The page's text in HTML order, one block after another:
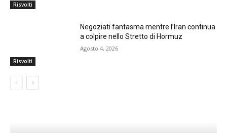
Risvolti
Risvolti
Negoziati fantasma mentre l’Iran continua
a colpire nello Stretto di Hormuz
Agosto 4, 2026